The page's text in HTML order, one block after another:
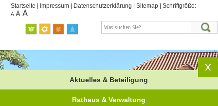
Startseite Impressum Datenschutzerklärung |Sitemap |Schriftgröße:
Aktuelles & Beteiligung
Rathaus & Verwaltung